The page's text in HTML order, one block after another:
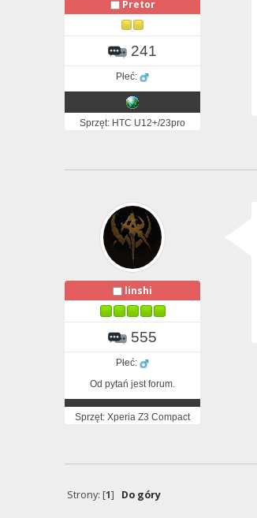
Pretor
241
Płeć:
Sprzęt: HTC U12+/23pro
linshi
555
Płeć:
Od pytań jest forum.
Sprzęt: Xperia Z3 Compact
Strony: [1] Do góry